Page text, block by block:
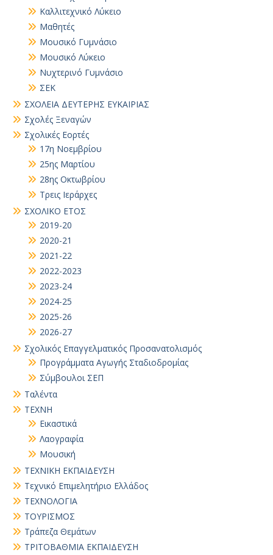
Καλλιτεχνικό Λύκειο
Μαθητές
Μουσικό Γυμνάσιο
Μουσικό Λύκειο
Νυχτερινό Γυμνάσιο
ΣΕΚ
ΣΧΟΛΕΙΑ ΔΕΥΤΕΡΗΣ ΕΥΚΑΙΡΙΑΣ
Σχολές Ξεναγών
Σχολικές Εορτές
17η Νοεμβρίου
25ης Μαρτίου
28ης Οκτωβρίου
Τρεις Ιεράρχες
ΣΧΟΛΙΚΟ ΕΤΟΣ
2019-20
2020-21
2021-22
2022-2023
2023-24
2024-25
2025-26
2026-27
Σχολικός Επαγγελματικός Προσανατολισμός
Προγράμματα Αγωγής Σταδιοδρομίας
Σύμβουλοι ΣΕΠ
Ταλέντα
ΤΕΧΝΗ
Εικαστικά
Λαογραφία
Μουσική
ΤΕΧΝΙΚΗ ΕΚΠΑΙΔΕΥΣΗ
Τεχνικό Επιμελητήριο Ελλάδος
ΤΕΧΝΟΛΟΓΙΑ
ΤΟΥΡΙΣΜΟΣ
Τράπεζα Θεμάτων
ΤΡΙΤΟΒΑΘΜΙΑ ΕΚΠΑΙΔΕΥΣΗ